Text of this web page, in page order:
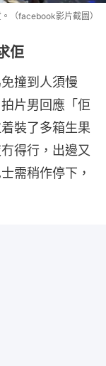
（facebook影片截圖）
佢
撞到人須慢
片男回應「佢
裝了多箱生果
得行，出邊又
需稍作停下，